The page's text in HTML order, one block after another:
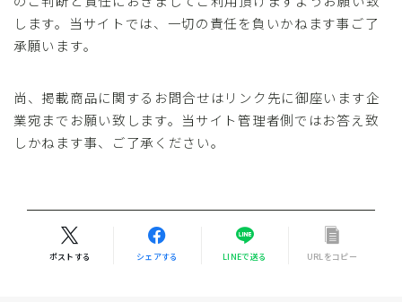
します。当サイトでは、一切の責任を負いかねます事ご了
承願います。
尚、掲載商品に関するお問合せはリンク先に御座います企
業宛までお願い致します。当サイト管理者側ではお答え致
しかねます事、ご了承ください。
ポストする シェアする LINEで送る URLをコピー